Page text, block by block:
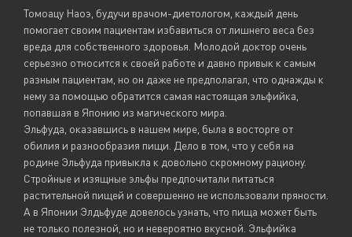
Томоацу Наоэ, будучи врачом-диетологом, каждый день
помогает своим пациентам избавиться от лишнего веса без
вреда для собственного здоровья. Молодой доктор очень
серьезно относится к своей работе и давно привык к самым
разным пациентам, но он даже не предполагал, что однажды к
нему за помощью обратится самая настоящая эльфийка,
попавшая в Японию из магического мира.
Эльфуда, оказавшись в нашем мире, была в восторге от
обилия и разнообразия пищи. Дело в том, что у себя на
родине Эльфуда привыкла к довольно скромному рациону.
Стройные и изящные эльфы предпочитали питаться
растительной пищей и совершенно не использовали пряности.
А в Японии Элдьфуде довелось узнать, что пища может быть
не только полезной, но и невероятно вкусной. Эльфийка